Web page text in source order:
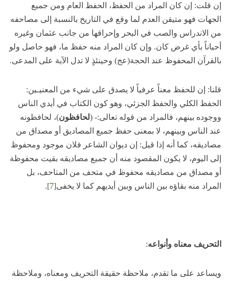
إن قلت: إن كان المراد من الحفظ، الحفظ العام ومن جميع
الجهات فهو متيقن العدم لما وقع في التاريخ بالنسبة إلى مصاحفه
من الاندراس والصب في البحر وإحراقها من جانب عثمان وغيره
أحياناً بأي غرض كان. وإن كان المراد منه حفظ ما، فهو حاصل ولو
بالقرآن المحفوظ عند الحجة(عج) وحينئذٍ لا تدل الآية على المدعى.
قلنا: إن للحفظ معناً عرفياً لا يصدق على شيء من المعنيـين:
الحفظ الكلي والحفظ الجزئي، وهو كون الكتاب في أيدي الناس
ووجوده بينهم، فالمراد من قوله تعالى:- (لحافظون)، لحافظونه
عند الناس وبينهم، لا بمعنى حفظ جميع المصاديق أو مصداق من
مصاديقه، كما أنه إذا قيل: إن ديوان الشاعر فلان موجود ومحفوظ
إلى اليوم، لا يكون المقصود منه أن جميع مصاديقه بقيت محفوظة
أو مصداق من مصاديقه محفوظ في متحف من المتاحف، بل
المراد منه بقاؤه بين الناس وبين أيديهم كما لا يخفى[7]
.
التحريف معناه وأنواعه:
ويساعد على ما تقدم، ملاحظة حقيقة التحريف ومعناه، وملاحظة